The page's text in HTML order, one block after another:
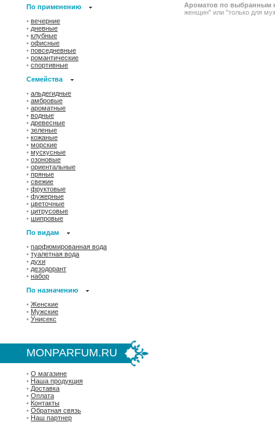
По применению
• вечерние
• дневные
• клубные
• офисные
• повседневные
• романтические
• спортивные
Семейства
• альдегидные
• амбровые
• ароматные
• водные
• древесные
• зеленые
• кожаные
• морские
• мускусные
• озоновые
• ориентальные
• пряные
• свежие
• фруктовые
• фужерные
• цветочные
• цитрусовые
• шипровые
По видам
• парфюмированная вода
• туалетная вода
• духи
• дезодорант
• набор
По назначению
• Женские
• Мужские
• Унисекс
MONPARFUM.RU
• О магазине
• Наша продукция
• Доставка
• Оплата
• Контакты
• Обратная связь
• Наш партнер
Ароматов по выбранным
женщин" или "только для